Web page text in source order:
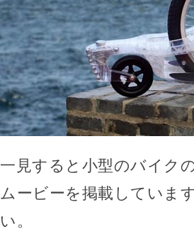
一見すると小型のバイク
ムービーを掲載していま
い。